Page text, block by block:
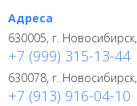
Адреса
630005, г.
+7 (999) 315-13-44
630078, г.
+7 (913) 916-04-10